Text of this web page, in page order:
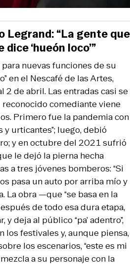
nuevas funciones de su
en el Nescafé de las Artes,
2 de abril. Las entradas casi se
reconocido comediante viene
Primero fue la pandemia con
y urticantes”; luego, debió
y en octubre del 2021 sufrió
le dejó la pierna hecha
a tres jóvenes bomberos: “Si
pasa un auto por arriba mío y
La obra —que “se basa en la
de todo esa dura etapa,
deja al público “pa’ adentro”,
los festivales y, aunque piensa,
los escenarios, “este es mi
a su personaje con la
Legrand: “La gente que
‘hueón loco’”